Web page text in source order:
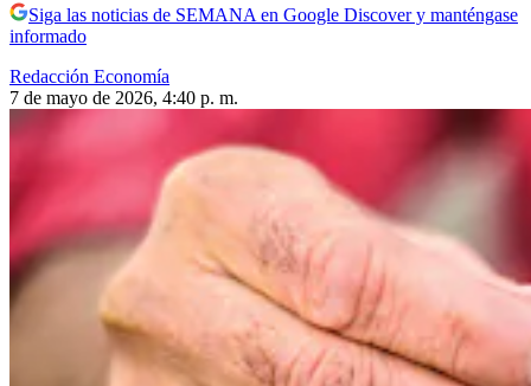
Siga las noticias de SEMANA en Google Discover y manténgase
informado
Redacción Economía
7 de mayo de 2026, 4:40 p. m.